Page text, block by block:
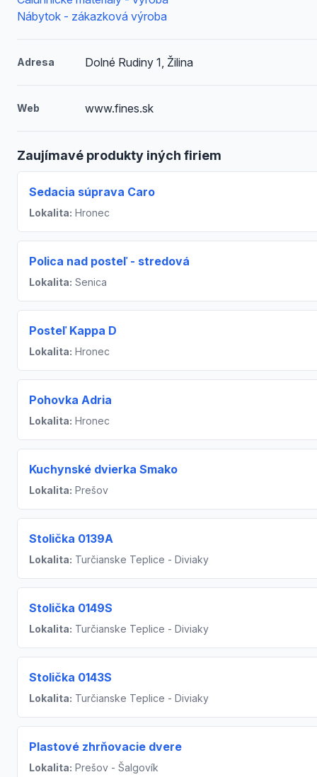
Nábytok - zákazková výroba
Adresa Dolné Rudiny 1, Žilina
Web www.fines.sk
Zaujímavé produkty iných firiem
Sedacia súprava Caro
Lokalita: Hronec
Polica nad posteľ - stredová
Lokalita: Senica
Posteľ Kappa D
Lokalita: Hronec
Pohovka Adria
Lokalita: Hronec
Kuchynské dvierka Smako
Lokalita: Prešov
Stolička 0139A
Lokalita: Turčianske Teplice - Diviaky
Stolička 0149S
Lokalita: Turčianske Teplice - Diviaky
Stolička 0143S
Lokalita: Turčianske Teplice - Diviaky
Plastové zhrňovacie dvere
Lokalita: Prešov - Šalgovík